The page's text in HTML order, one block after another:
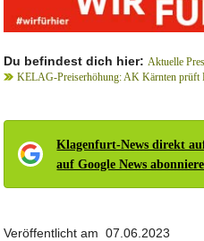
Du befindest dich hier: Aktuelle
KELAG-Preiserhöhung: AK Kärnten prüft
Klagenfurt-News direkt
auf Google News
Veröffentlicht am 07.06.2023